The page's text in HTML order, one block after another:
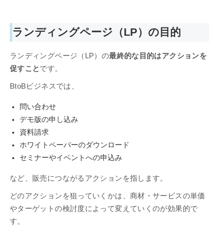
ランディングページ（LP）の目的
ランディングページ（LP）の最終的な目的はアクションを
促すことです。
BtoBビジネスでは、
問い合わせ
デモ版の申し込み
資料請求
ホワイトペーパーのダウンロード
セミナーやイベントへの申込み
など、販売につながるアクションを指します。
どのアクションを狙っていくかは、商材・サービスの単価
やターゲットの検討度によって変えていくのが効果的で
す。